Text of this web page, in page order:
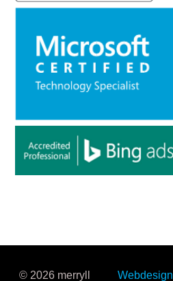
© 2026 merryll Webdesign